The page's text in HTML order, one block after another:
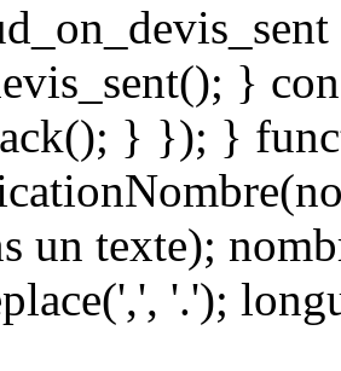
}
} }); }
un texte);
'.');